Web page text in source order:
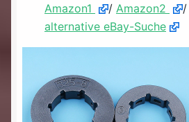
Amazon1
/ Amazon2 /
alternative eBay-Suche